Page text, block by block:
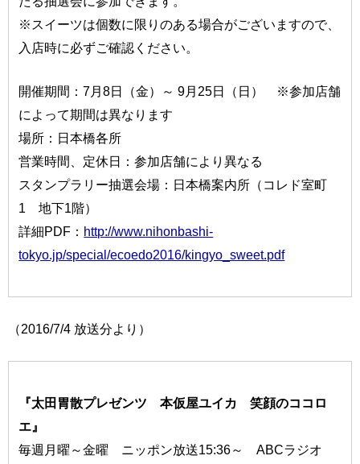
※スイーツは個数に限りのある場合がございますので、
入店時に必ずご確認ください。
開催期間：7月8日（金）～ 9月25日（日） ※参加店舗
によって期間は異なります
場所：日本橋各所
営業時間、定休日：参加店舗により異なる
スタンプラリー抽選会場：日本橋案内所（コレド室町
1 地下1階）
詳細PDF： http://www.nihonbashi-
tokyo.jp/special/ecoedo2016/kingyo_sweet.pdf
（2016/7/4 放送分より）
『太田胃散プレゼンツ 本仮屋ユイカ 笑顔のココロ
エ』
毎週月曜～金曜 ニッポン放送15:36～ ABCラジオ